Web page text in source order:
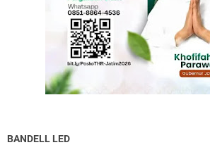
BANDELL LED